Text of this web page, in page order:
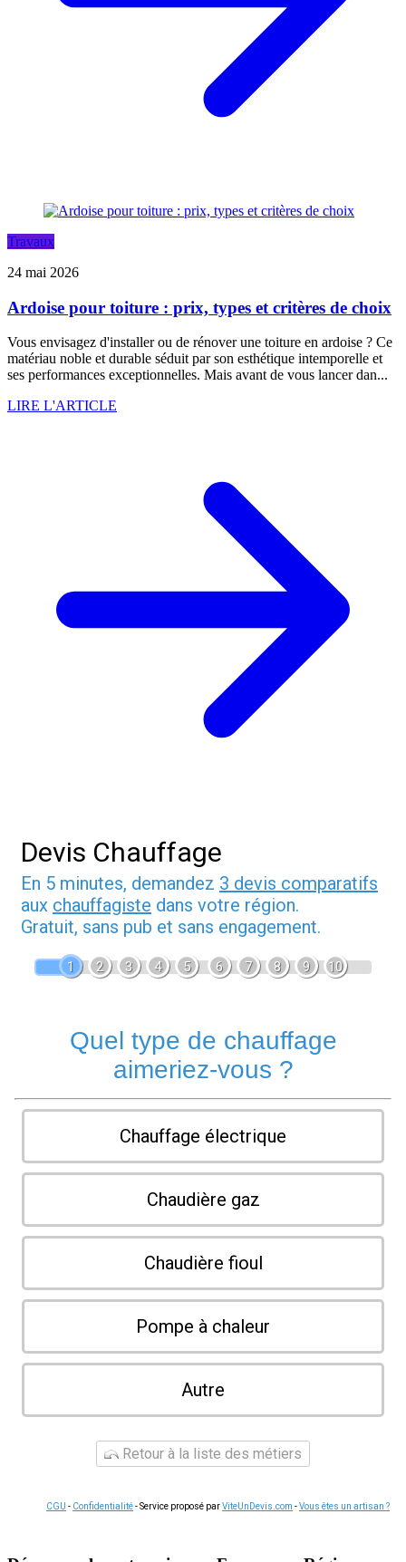
Travaux
24 mai 2026
Ardoise pour toiture : prix, types et critères de choix
Vous envisagez d'installer ou de rénover une toiture en ardoise ? Ce
matériau noble et durable séduit par son esthétique intemporelle et
ses performances exceptionnelles. Mais avant de vous lancer dan...
LIRE L'ARTICLE
Devis Chauffage
En 5 minutes, demandez 3 devis comparatifs
aux chauffagiste dans votre région.
Gratuit, sans pub et sans engagement.
1 2 3 4 5 6 7 8 9 10
Quel type de chauffage
aimeriez-vous ?
Chauffage électrique
Chaudière gaz
Chaudière fioul
Pompe à chaleur
Autre
Retour à la liste des métiers
CGU - Confidentialité- Service proposé parViteUnDevis.com -Vous êtes un artisan ?